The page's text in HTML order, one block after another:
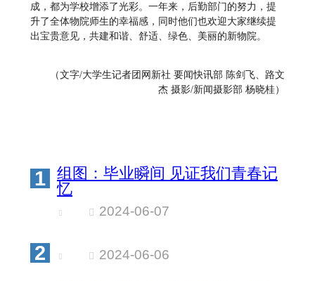
成，都为学校增添了光彩。一年来，后勤部门的努力，提
升了全体物院师生的幸福感，同时他们也欢迎大家继续提
出宝贵意见，共建和谐、舒适、绿色、美丽的新物院。
（文字/大学生记者团网新社 要闻快讯部 陈剑飞、路文
杰 摄影/新闻摄影部 杨晓桂）
1
组图：毕业瞬间 见证我们青春记
忆
2024-06-07
2 2024-06-06